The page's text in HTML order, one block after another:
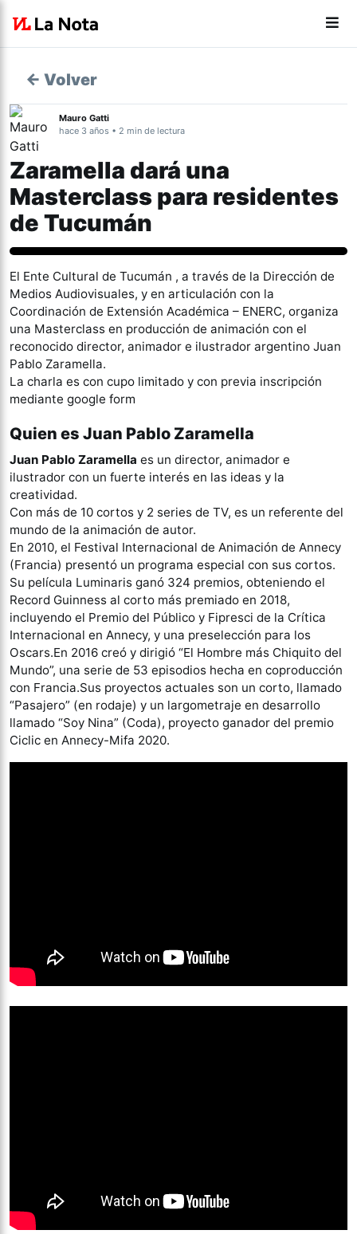
← Volver
Mauro Gatti
hace 3 años • 2 min de lectura
Zaramella dará una
Masterclass para residentes
de Tucumán
Actualidad
El Ente Cultural de Tucumán , a través de la Dirección de
Medios Audiovisuales, y en articulación con la
Coordinación de Extensión Académica – ENERC, organiza
una Masterclass en producción de animación con el
reconocido director, animador e ilustrador argentino Juan
Pablo Zaramella.
La charla es con cupo limitado y con previa inscripción
mediante google form
Quien es Juan Pablo Zaramella
Juan Pablo Zaramella es un director, animador e
ilustrador con un fuerte interés en las ideas y la
creatividad.
Con más de 10 cortos y 2 series de TV, es un referente del
mundo de la animación de autor.
En 2010, el Festival Internacional de Animación de Annecy
(Francia) presentó un programa especial con sus cortos.
Su película Luminaris ganó 324 premios, obteniendo el
Record Guinness al corto más premiado en 2018,
incluyendo el Premio del Público y Fipresci de la Crítica
Internacional en Annecy, y una preselección para los
Oscars.En 2016 creó y dirigió “El Hombre más Chiquito del
Mundo”, una serie de 53 episodios hecha en coproducción
con Francia.Sus proyectos actuales son un corto, llamado
“Pasajero” (en rodaje) y un largometraje en desarrollo
llamado “Soy Nina” (Coda), proyecto ganador del premio
Ciclic en Annecy-Mifa 2020.